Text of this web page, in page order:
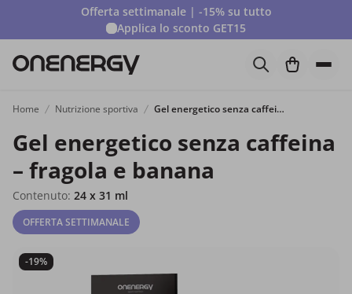
Offerta settimanale | -15% su tutto
Applica lo sconto GET15
Home Nutrizione sportiva Gel energetico senza caffeina – fragola e banana
Gel energetico senza caffeina
– fragola e banana
Contenuto: 24 x 31 ml
OFFERTA SETTIMANALE
-19%